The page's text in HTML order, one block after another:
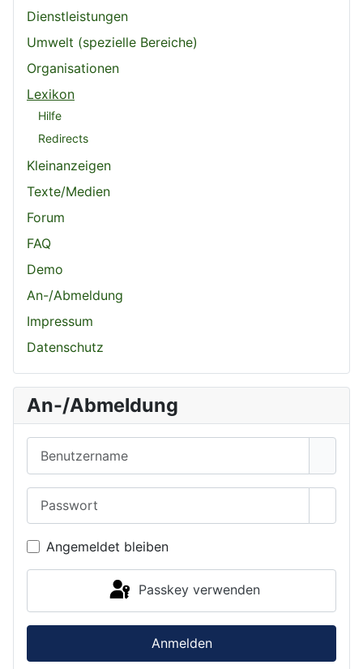
Dienstleistungen
Umwelt (spezielle Bereiche)
Organisationen
Lexikon
Hilfe
Redirects
Kleinanzeigen
Texte/Medien
Forum
FAQ
Demo
An-/Abmeldung
Impressum
Datenschutz
An-/Abmeldung
Angemeldet bleiben
Passkey verwenden
Anmelden